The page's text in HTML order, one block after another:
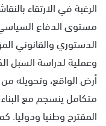
الرغبة في الارتقاء
مستوى الدفاع
الدستوري والقانوني
وعملية لدراسة السبل
أرض الواقع، وتحويله
متكامل ينسجم مع
المقترح وطنيا